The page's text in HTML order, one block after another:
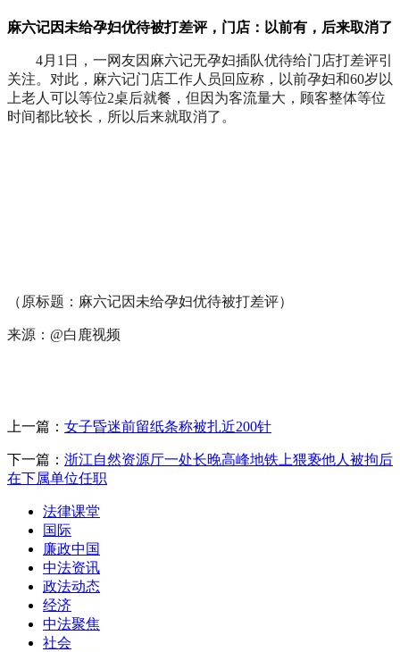
麻六记因未给孕妇优待被打差评，门店：以前有，后来取消了
4月1日，一网友因麻六记无孕妇插队优待给门店打差评引
关注。对此，麻六记门店工作人员回应称，以前孕妇和60岁以
上老人可以等位2桌后就餐，但因为客流量大，顾客整体等位
时间都比较长，所以后来就取消了。
（原标题：麻六记因未给孕妇优待被打差评）
来源：@白鹿视频
上一篇： 女子昏迷前留纸条称被扎近200针
下一篇： 浙江自然资源厅一处长晚高峰地铁上猥亵他人被拘后
在下属单位任职
法律课堂
国际
廉政中国
中法资讯
政法动态
经济
中法聚焦
社会